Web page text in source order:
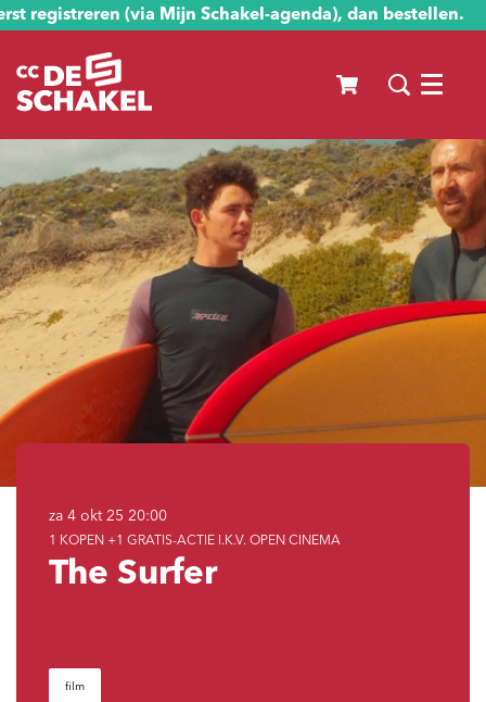
registreren (via Mijn Schakel-agenda), dan bestellen.
Menu
The Surfer
1 KOPEN +1 GRATIS-ACTIE I.K.V. OPEN CINEMA
za 4 okt 25 20:00
film